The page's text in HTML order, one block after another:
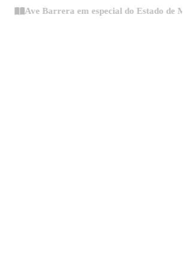
Ave Barrera em especial do Estado de Minas: